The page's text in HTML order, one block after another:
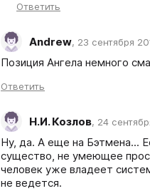
Ответить
Andrew, 23 сентября
Позиция Ангела немного
Ответить
Н.И. Козлов, 24
Ну, да. А еще на Бэтмена...
существо, не умеющее
человек уже владеет
не ведется.